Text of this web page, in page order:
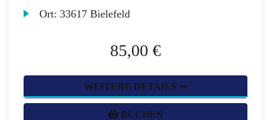
Ort:33617 Bielefeld
85,00 €
WEITERE DETAILS ➞
BUCHEN